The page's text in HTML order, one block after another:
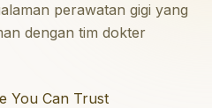
perawatan gigi yang
dengan tim dokter
You Can Trust